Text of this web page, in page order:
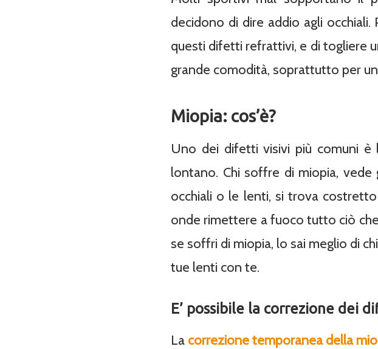
decidono di dire addio agli
questi difetti refrattivi, e di togliere
grande comodità, soprattutto per
Miopia: cos’è?
Uno dei difetti visivi più comuni è
lontano. Chi soffre di miopia,
occhiali o le lenti, si trova
onde rimettere a fuoco tutto ciò
se soffri di miopia, lo sai meglio di
tue lenti con te.
E’ possibile la correzione dei
La correzione temporanea della